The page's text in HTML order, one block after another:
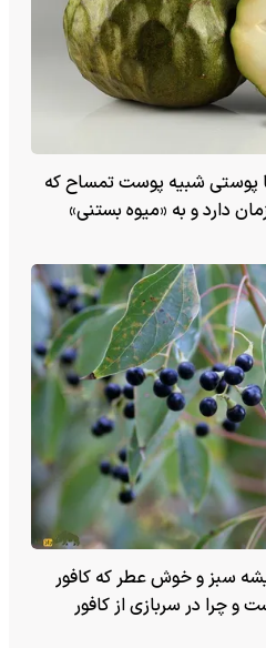
پوستی شبیه پوست تمساح که
دارد و به «میوه بستنی»
سبز و خوش عطر که کافور
و چرا در سربازی از کافور